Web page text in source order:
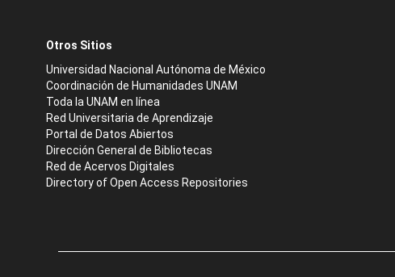
Otros Sitios
Universidad Nacional Autónoma de México
Coordinación de Humanidades UNAM
Toda la UNAM en línea
Red Universitaria de Aprendizaje
Portal de Datos Abiertos
Dirección General de Bibliotecas
Red de Acervos Digitales
Directory of Open Access Repositories